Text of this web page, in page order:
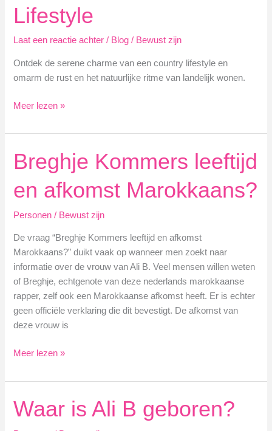
Leven
Lifestyle
Laat een reactie achter / Blog / Bewust zijn
Ontdek de serene charme van een country lifestyle en
omarm de rust en het natuurlijke ritme van landelijk wonen.
Geniet
een
Country
Meer lezen »
Breghje Kommers leeftijd
en afkomst Marokkaans?
Personen / Bewust zijn
De vraag “Breghje Kommers leeftijd en afkomst
Marokkaans?” duikt vaak op wanneer men zoekt naar
informatie over de vrouw van Ali B. Veel mensen willen weten
of Breghje, echtgenote van deze nederlands marokkaanse
rapper, zelf ook een Marokkaanse afkomst heeft. Er is echter
geen officiële verklaring die dit bevestigt. De afkomst van
deze vrouw is
Breghje
leeftijd
afkomst
Meer lezen »
Waar is Ali B geboren?